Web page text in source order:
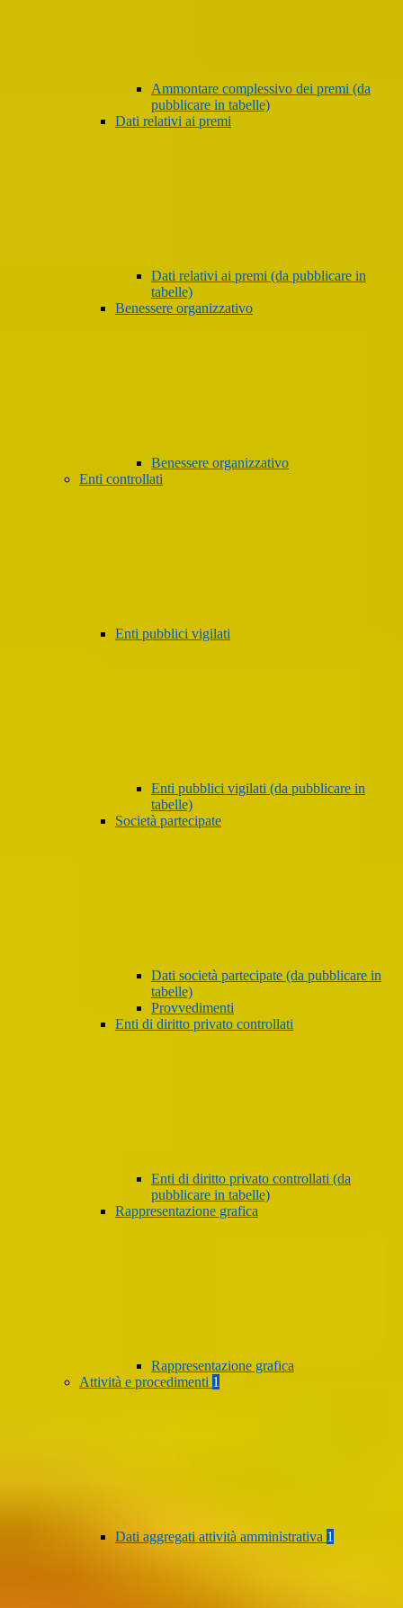
Ammontare complessivo dei premi (da
pubblicare in tabelle)
Dati relativi ai premi
Dati relativi ai premi (da pubblicare in
tabelle)
Benessere organizzativo
Benessere organizzativo
Enti controllati
Enti pubblici vigilati
Enti pubblici vigilati (da pubblicare in
tabelle)
Società partecipate
Dati società partecipate (da pubblicare in
tabelle)
Provvedimenti
Enti di diritto privato controllati
Enti di diritto privato controllati (da
pubblicare in tabelle)
Rappresentazione grafica
Rappresentazione grafica
Attività e procedimenti 1
Dati aggregati attività amministrativa 1